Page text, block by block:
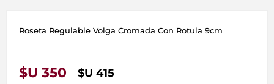
Roseta Regulable Volga Cromada Con Rotula 9cm
$U 350 $U 415